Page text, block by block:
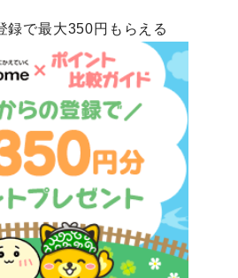
録で最大350円もらえる